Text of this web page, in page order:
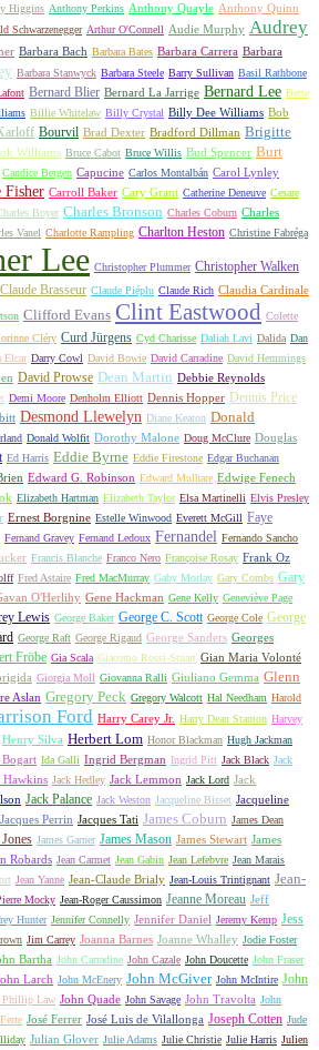
Higgins Anthony Perkins Anthony Quayle Anthony Quinn
Schwarzenegger Arthur O'Connell Audie Murphy Audrey
Barbara Bach Barbara Bates Barbara Carrera Barbara
Barbara Stanwyck Barbara Steele Barry Sullivan Basil Rathbone
Bernard Blier Bernard La Jarrige Bernard Lee Bette
Billie Whitelaw Billy Crystal Billy Dee Williams Bob
Bourvil Brad Dexter Bradford Dillman Brigitte
Williams Bruce Cabot Bruce Willis Bud Spencer Burt
Candice Bergen Capucine Carlos Montalbán Carol Lynley
Fisher Carroll Baker Cary Grant Catherine Deneuve Cesare
Boyer Charles Bronson Charles Coburn Charles
Vanel Charlotte Rampling Charlton Heston Christine Fabréga
Lee Christopher Plummer Christopher Walken
Claude Brasseur Claude Piéplu Claude Rich Claudia Cardinale
Clifford Evans Clint Eastwood Colette
Cléry Curd Jürgens Cyd Charisse Daliah Lavi Dalida Dan
Elcar Darry Cowl David Bowie David Carradine David Hemmings
David Prowse Dean Martin Debbie Reynolds
Demi Moore Denholm Elliott Dennis Hopper Dennis Price
Desmond Llewelyn Diane Keaton Donald
Donald Wolfit Dorothy Malone Doug McClure Douglas
Ed Harris Eddie Byrne Eddie Firestone Edgar Buchanan
Edward G. Robinson Edward Mulhare Edwige Fenech
Elizabeth Hartman Elizabeth Taylor Elsa Martinelli Elvis Presley
Ernest Borgnine Estelle Winwood Everett McGill Faye
Fernand Gravey Fernand Ledoux Fernandel Fernando Sancho
Francis Blanche Franco Nero Françoise Rosay Frank Oz
Fred Astaire Fred MacMurray Gaby Morlay Gary Combs Gary
O'Herlihy Gene Hackman Gene Kelly Geneviève Page
Lewis George Baker George C. Scott George Cole George
George Raft George Rigaud George Sanders Georges
Fröbe Gia Scala Giacomo Rossi-Stuart Gian Maria Volonté
Giorgia Moll Giovanna Ralli Giuliano Gemma Glenn
Aslan Gregory Peck Gregory Walcott Hal Needham Harold
Ford Harry Carey Jr. Harry Dean Stanton Harvey
Henry Silva Herbert Lom Honor Blackman Hugh Jackman
Ida Galli Ingrid Bergman Ingrid Pitt Jack Black Jack
Hawkins Jack Hedley Jack Lemmon Jack Lord Jack
Jack Palance Jack Weston Jacqueline Bisset Jacqueline
Jacques Perrin Jacques Tati James Coburn James Dean
James Garner James Mason James Stewart James
Robards Jean Carmet Jean Gabin Jean Lefebvre Jean Marais
Jean Yanne Jean-Claude Brialy Jean-Louis Trintignant Jean-
Mocky Jean-Roger Caussimon Jeanne Moreau Jeff
Hunter Jennifer Connelly Jennifer Daniel Jeremy Kemp Jess
Jim Carrey Joanna Barnes Joanne Whalley Jodie Foster
Bartha John Carradine John Cazale John Doucette John Fraser
Larch John McEnery John McGiver John McIntire John
Phillip Law John Quade John Savage John Travolta John
José Ferrer José Luis de Vilallonga Joseph Cotten Jude
Julian Glover Julie Adams Julie Christie Julie Harris Julien